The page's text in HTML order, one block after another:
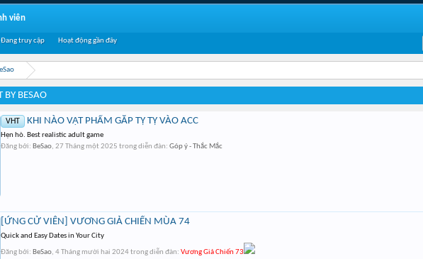
BY BESAO
VHT KHI NÀO VẬT PHẨM GẮP TỴ TỴ VÀO ACC
Hẹn hò. Best realistic adult game
Đăng bởi: BeSao, 27 Tháng một 2025 trong diễn đàn: Góp ý - Thắc Mắc
[ỨNG CỬ VIÊN] VƯƠNG GIẢ CHIẾN MÙA 74
Quick and Easy Dates in Your City
Đăng bởi: BeSao, 4 Tháng mười hai 2024trong diễn đàn: Vương Giả Chiến 73
viên
Đang truy cập Hoạt động gần đây